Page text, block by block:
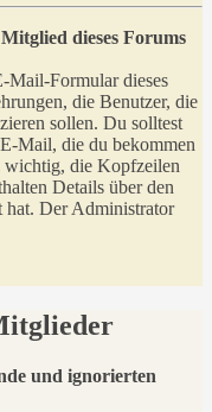
dieses Forums
Mail-Formular dieses
die Benutzer, die
sollen. Du solltest
Mail, die du bekommen
wichtig, die Kopfzeilen
Details über den
hat. Der Administrator
und ignorierten